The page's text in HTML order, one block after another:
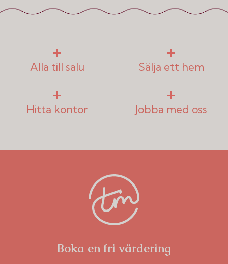
Alla till salu Sälja ett hem
Hitta kontor Jobba med oss
Boka en fri värdering